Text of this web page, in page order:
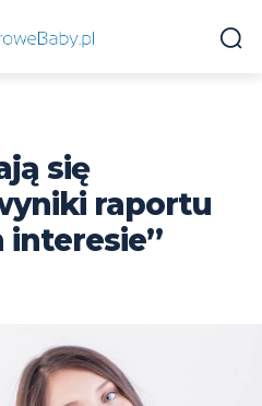
się
raportu
interesie”